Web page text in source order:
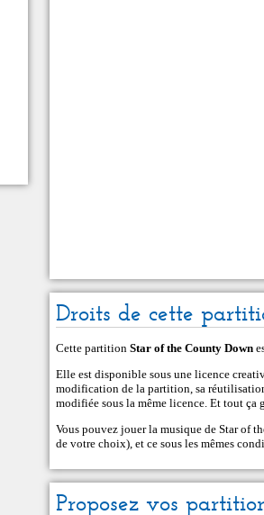
Droits de cette
Cette partitionStar of the County Down
Elle est disponible sous une licence
modification de la partition, sa
modifiée sous la même licence. Et tout ça
Vous pouvez jouer la musique de Star of
de votre choix), et ce sous les mêmes
Proposez vos